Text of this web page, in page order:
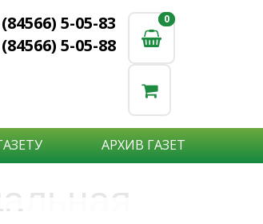
5-05-83
5-05-88
0
0
АРХИВ ГАЗЕТ